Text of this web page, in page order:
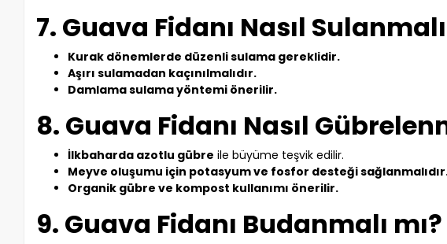
7. Guava Fidanı Nasıl
Kurak dönemlerde düzenli sulama gereklidir.
Aşırı sulamadan kaçınılmalıdır.
Damlama sulama yöntemi önerilir.
8. Guava Fidanı Nasıl
İlkbaharda azotlu gübre ile büyüme teşvik edilir.
Meyve oluşumu için potasyum ve fosfor desteği
Organik gübre ve kompost kullanımı önerilir.
9. Guava Fidanı Budanmalı mı?